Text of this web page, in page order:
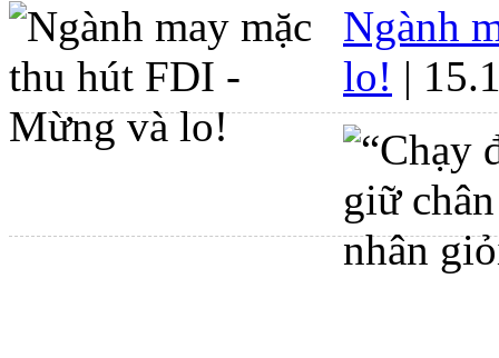
Ngành
lo! |